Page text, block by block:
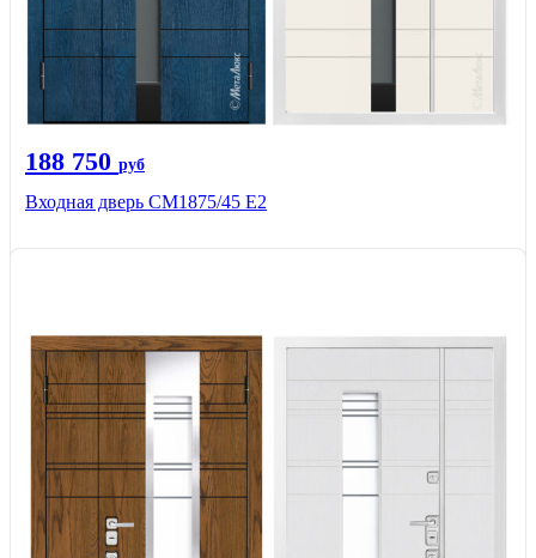
188 750 руб
Входная дверь СМ1875/45 Е2